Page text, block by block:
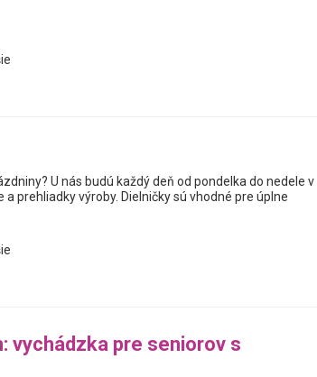
U nás budú každý deň od pondelka do nedele v
prehliadky výroby. Dielničky sú vhodné pre úplne
vychádzka pre seniorov s